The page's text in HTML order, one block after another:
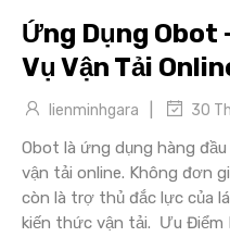
Ứng Dụng Obot
Vụ Vận Tải
lienminhgara 30
Obot là ứng dụng hàng
vận tải online. Không đơn
còn là trợ thủ đắc lực của
kiến thức vận tải. Ưu Điểm